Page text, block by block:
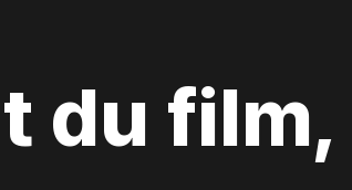
du film,